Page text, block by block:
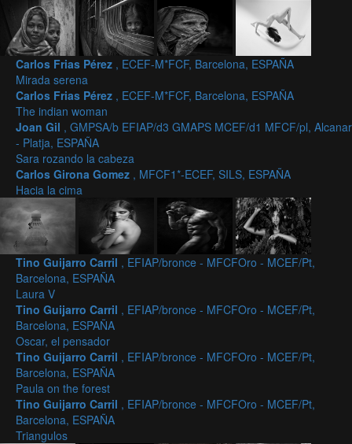
Carlos Frias Pérez , ECEF-M*FCF, Barcelona, ESPAÑA
Mirada serena
Carlos Frias Pérez , ECEF-M*FCF, Barcelona, ESPAÑA
The indian woman
Joan Gil , GMPSA/b EFIAP/d3 GMAPS MCEF/d1 MFCF/pl, Alcanar
- Platja, ESPAÑA
Sara rozando la cabeza
Carlos Girona Gomez , MFCF1*-ECEF, SILS, ESPAÑA
Hacia la cima
Tino Guijarro Carril , EFIAP/bronce - MFCFOro - MCEF/Pt,
Barcelona, ESPAÑA
Laura V
Tino Guijarro Carril , EFIAP/bronce - MFCFOro - MCEF/Pt,
Barcelona, ESPAÑA
Oscar, el pensador
Tino Guijarro Carril , EFIAP/bronce - MFCFOro - MCEF/Pt,
Barcelona, ESPAÑA
Paula on the forest
Tino Guijarro Carril , EFIAP/bronce - MFCFOro - MCEF/Pt,
Barcelona, ESPAÑA
Triangulos